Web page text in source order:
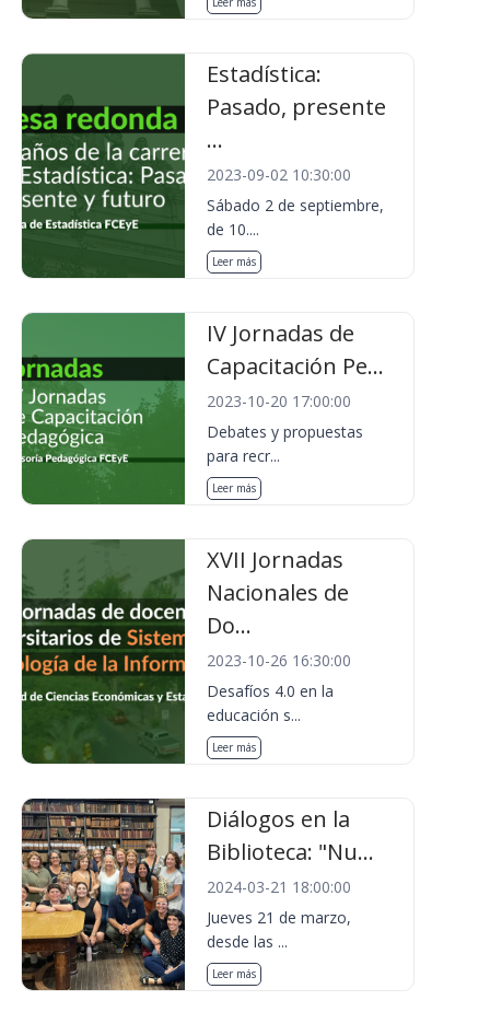
Estadística:
Pasado, presente
...
2023-09-02 10:30:00
Sábado 2 de septiembre,
de 10....
Leer más
IV Jornadas de
Capacitación Pe...
2023-10-20 17:00:00
Debates y propuestas
para recr...
Leer más
XVII Jornadas
Nacionales de
Do...
2023-10-26 16:30:00
Desafíos 4.0 en la
educación s...
Leer más
Diálogos en la
Biblioteca: "Nu...
2024-03-21 18:00:00
Jueves 21 de marzo,
desde las ...
Leer más